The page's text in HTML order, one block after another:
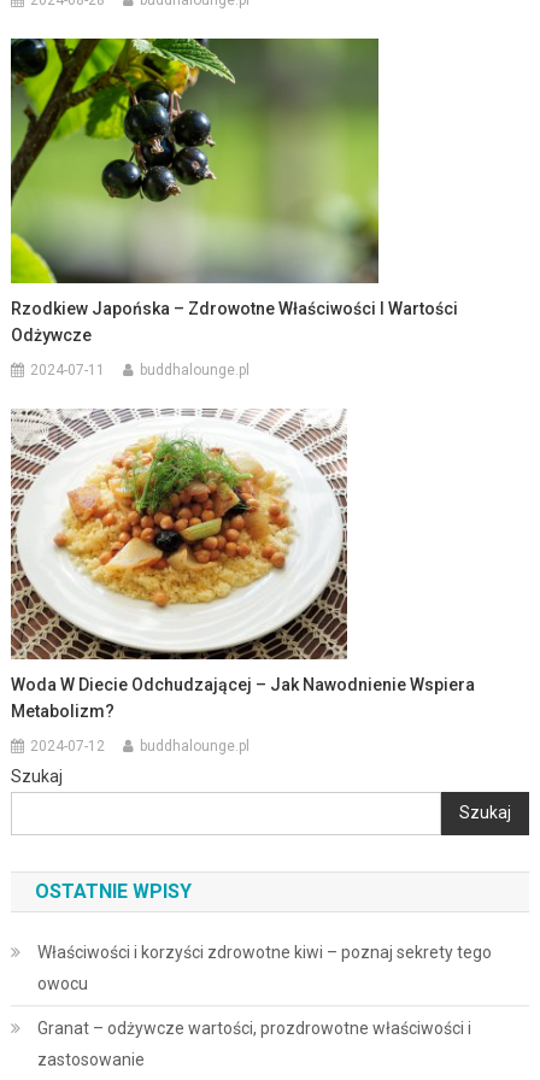
Rzodkiew Japońska – Zdrowotne Właściwości I Wartości
Odżywcze
2024-07-11 buddhalounge.pl
Woda W Diecie Odchudzającej – Jak Nawodnienie Wspiera
Metabolizm?
2024-07-12 buddhalounge.pl
Szukaj
Szukaj
OSTATNIE WPISY
Właściwości i korzyści zdrowotne kiwi – poznaj sekrety tego
owocu
Granat – odżywcze wartości, prozdrowotne właściwości i
zastosowanie